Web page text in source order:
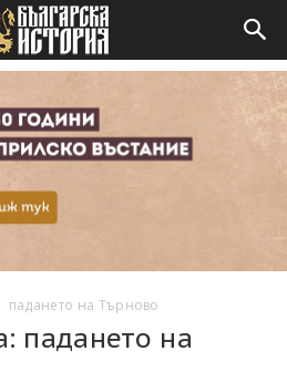
падането на Търново
падането на